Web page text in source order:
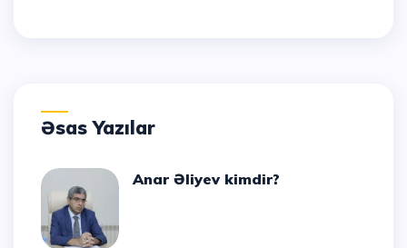
Əsas Yazılar
Anar Əliyev kimdir?